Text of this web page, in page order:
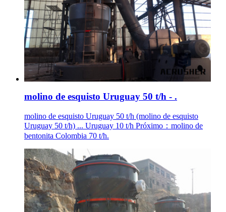
molino de esquisto Uruguay 50 t/h - .
molino de esquisto Uruguay 50 t/h (molino de esquisto
Uruguay 50 t/h) ... Uruguay 10 t/h Próximo：molino de
bentonita Colombia 70 t/h.